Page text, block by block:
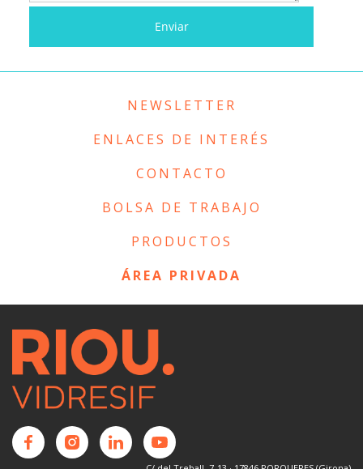
NEWSLETTER
ENLACES DE INTERÉS
CONTACTO
BOLSA DE TRABAJO
PRODUCTOS
ÁREA PRIVADA